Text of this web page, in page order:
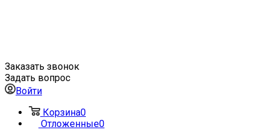
Заказать звонок
Задать вопрос
Войти
Корзина0
Отложенные0